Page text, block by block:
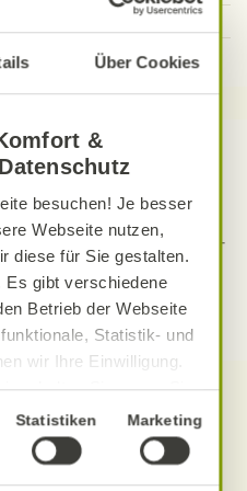
Über Cookies
&
besuchen! Je besser
Webseite nutzen,
diese für Sie gestalten.
Es gibt verschiedene
Betrieb der Webseite
Statistik- und
wir Ihre Einwilligung.
erhalten Sie, wenn Sie
Ihre Einwilligung
den Einsatz von
die kein mit der EU
Statistiken Marketing
23,14g
0,57
gluten-
Rezepten?
genaue Erklärung der
vegetarischen, gluten-
Rezepten.
Rezept